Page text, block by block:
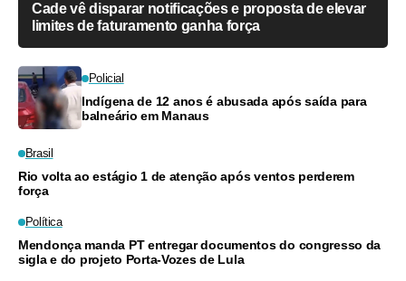
Cade vê disparar notificações e proposta de elevar
limites de faturamento ganha força
Policial
Indígena de 12 anos é abusada após saída para
balneário em Manaus
Brasil
Rio volta ao estágio 1 de atenção após ventos perderem
força
Política
Mendonça manda PT entregar documentos do congresso da
sigla e do projeto Porta-Vozes de Lula